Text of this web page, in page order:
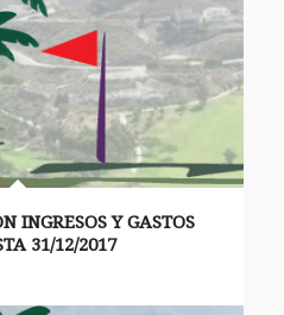
INGRESOS Y GASTOS
31/12/2017